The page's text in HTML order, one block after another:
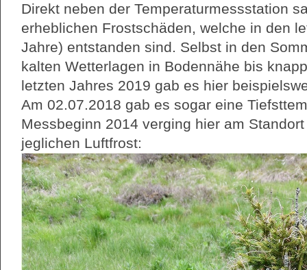
Direkt neben der Temperaturmessstation
erheblichen Frostschäden, welche in den
Jahre) entstanden sind. Selbst in den
kalten Wetterlagen in Bodennähe bis
letzten Jahres 2019 gab es hier
Am 02.07.2018 gab es sogar eine
Messbeginn 2014 verging hier am
jeglichen Luftfrost: